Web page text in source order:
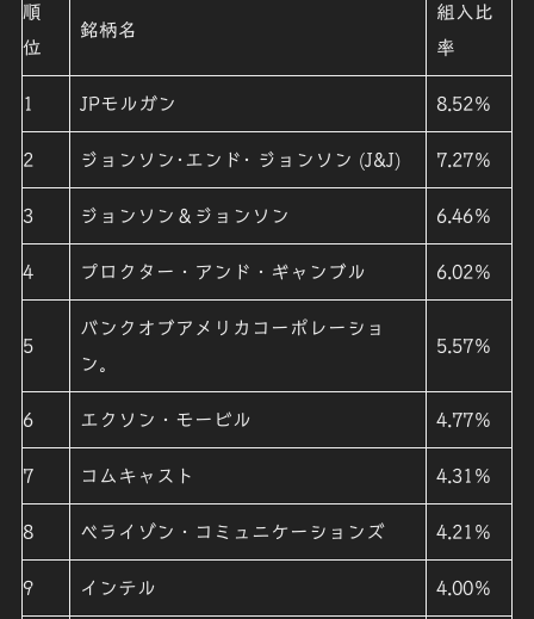
順
位
銘柄名
組入比
率
1 JPモルガン 8.52％
2 ジョンソン･エンド･ ジョンソン (J&J) 7.27％
3 ジョンソン＆ジョンソン 6.46％
4 プロクター・アンド・ギャンブル 6.02％
5
バンクオブアメリカコーポレーショ
ン。
5.57％
6 エクソン・モービル 4.77％
7 コムキャスト 4.31％
8 ベライゾン・コミュニケーションズ 4.21％
9 インテル 4.00％